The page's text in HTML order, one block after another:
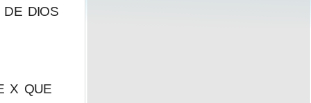
DE DIOS
X QUE